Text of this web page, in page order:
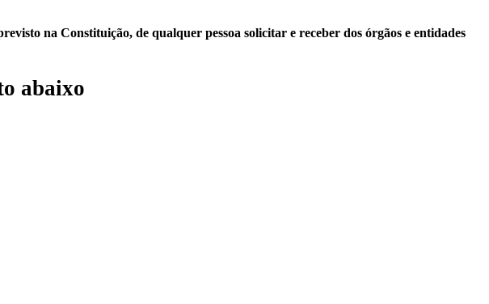
na Constituição, de qualquer pessoa solicitar e receber dos órgãos e entidades
abaixo